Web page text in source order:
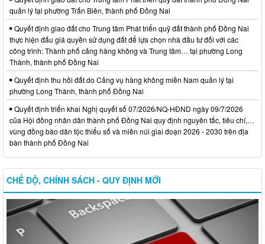
quản lý tại phường Trấn Biên, thành phố Đồng Nai
Quyết định giao đất cho Trung tâm Phát triển quỹ đất thành phố Đồng Nai
thực hiện đấu giá quyền sử dụng đất để lựa chọn nhà đầu tư đối với các
công trình: Thành phố cảng hàng không và Trung tâm… tại phường Long
Thành, thành phố Đồng Nai
Quyết định thu hồi đất do Cảng vụ hàng không miền Nam quản lý tại
phường Long Thành, thành phố Đồng Nai
Quyết định triển khai Nghị quyết số 07/2026/NQ-HĐND ngày 09/7/2026
của Hội đồng nhân dân thành phố Đồng Nai quy định nguyên tắc, tiêu chí,…
vùng đồng bào dân tộc thiểu số và miền núi giai đoạn 2026 - 2030 trên địa
bàn thành phố Đồng Nai
CHẾ ĐỘ, CHÍNH SÁCH - QUY ĐỊNH MỚI